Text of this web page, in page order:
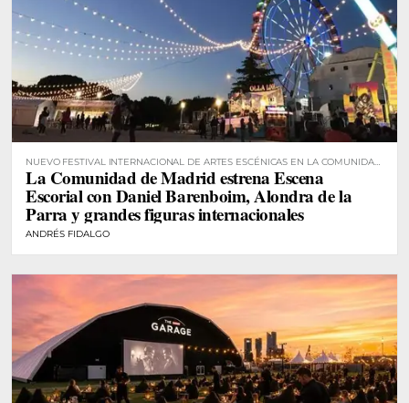
NUEVO FESTIVAL INTERNACIONAL DE ARTES ESCÉNICAS EN LA COMUNIDAD
DE MADRID
La Comunidad de Madrid estrena Escena
Escorial con Daniel Barenboim, Alondra de la
Parra y grandes figuras internacionales
ANDRÉS FIDALGO